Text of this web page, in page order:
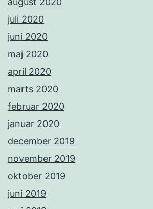
juli 2020
juni 2020
maj 2020
april 2020
marts 2020
februar 2020
januar 2020
december 2019
november 2019
oktober 2019
juni 2019